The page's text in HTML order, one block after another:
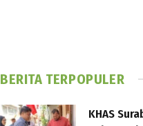
BERITA TERPOPULER
KHAS